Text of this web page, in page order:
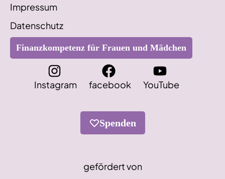
Impressum
Datenschutz
Finanzkompetenz für Frauen und Mädchen
Instagram facebook YouTube
Spenden
gefördert von